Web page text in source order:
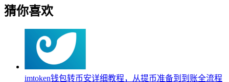
猜你喜欢
imtoken钱包转币安详细教程，从提币准备到到账全流程